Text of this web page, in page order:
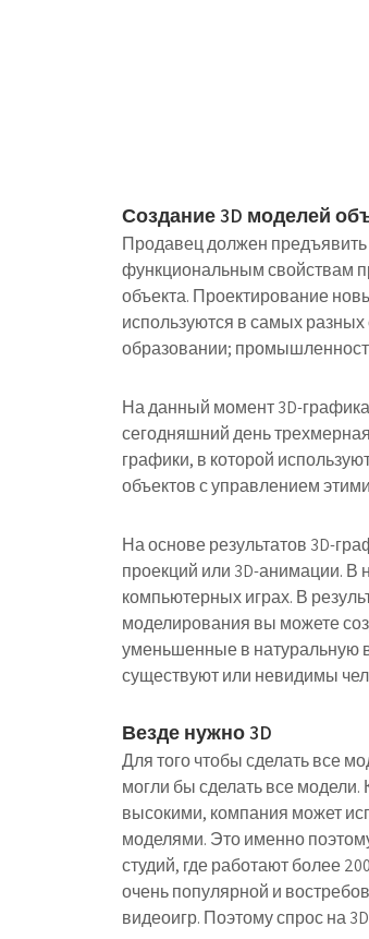
Создание 3D моделей
Продавец должен предъявить
функциональным свойствам
объекта. Проектирование
используются в самых
образовании;
На данный момент 3D-
сегодняшний день
графики, в которой
объектов с управлением
На основе результатов 3D-
проекций или 3D-анимации. В
компьютерных играх. В
моделирования вы можете
уменьшенные в натуральную
существуют или невидимы
Везде нужно 3D
Для того чтобы сделать все
могли бы сделать все модели.
высокими, компания может
моделями. Это именно
студий, где работают более
очень популярной и
видеоигр. Поэтому спрос на